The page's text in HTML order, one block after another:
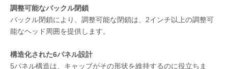
調整可能なバックル閉鎖
バックル閉鎖により、調整可能な閉鎖は、2インチ以上の調整可
能なヘッド周囲を提供します。
構造化された6パネル設計
5パネル構造は、キャップがその形状を維持するのに役立ちま